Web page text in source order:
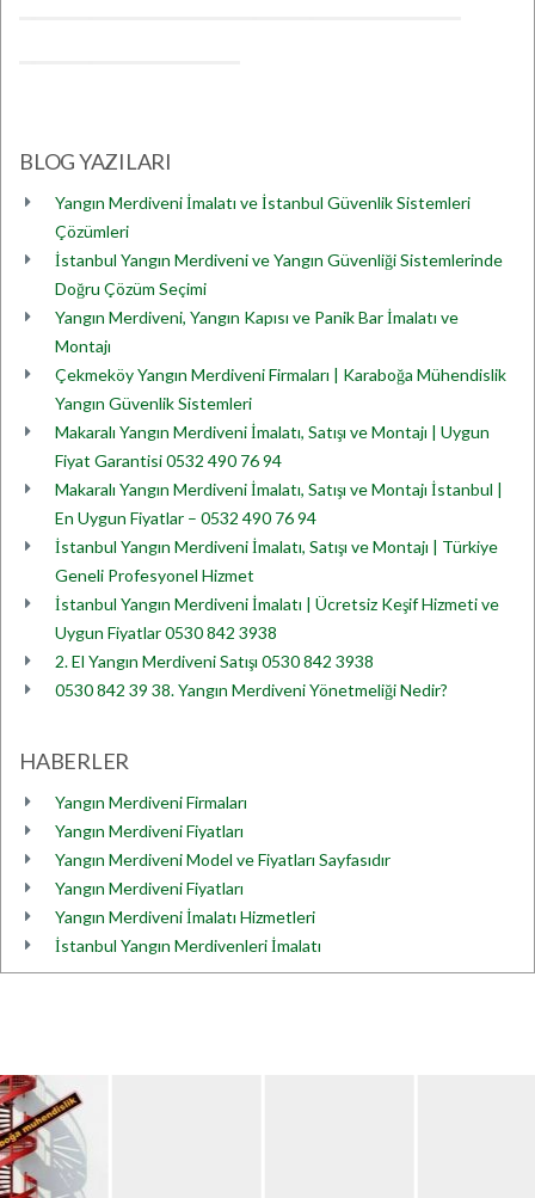
BLOG YAZILARI
Yangın Merdiveni İmalatı ve İstanbul Güvenlik Sistemleri
Çözümleri
İstanbul Yangın Merdiveni ve Yangın Güvenliği Sistemlerinde
Doğru Çözüm Seçimi
Yangın Merdiveni, Yangın Kapısı ve Panik Bar İmalatı ve
Montajı
Çekmeköy Yangın Merdiveni Firmaları | Karaboğa Mühendislik
Yangın Güvenlik Sistemleri
Makaralı Yangın Merdiveni İmalatı, Satışı ve Montajı | Uygun
Fiyat Garantisi 0532 490 76 94
Makaralı Yangın Merdiveni İmalatı, Satışı ve Montajı İstanbul |
En Uygun Fiyatlar – 0532 490 76 94
İstanbul Yangın Merdiveni İmalatı, Satışı ve Montajı | Türkiye
Geneli Profesyonel Hizmet
İstanbul Yangın Merdiveni İmalatı | Ücretsiz Keşif Hizmeti ve
Uygun Fiyatlar 0530 842 3938
2. El Yangın Merdiveni Satışı 0530 842 3938
0530 842 39 38. Yangın Merdiveni Yönetmeliği Nedir?
HABERLER
Yangın Merdiveni Firmaları
Yangın Merdiveni Fiyatları
Yangın Merdiveni Model ve Fiyatları Sayfasıdır
Yangın Merdiveni Fiyatları
Yangın Merdiveni İmalatı Hizmetleri
İstanbul Yangın Merdivenleri İmalatı